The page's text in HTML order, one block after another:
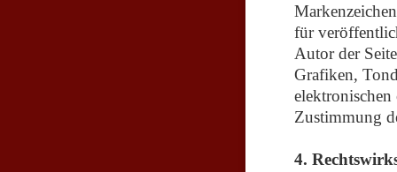
für
Autor der
Grafiken,
Zustimmung
4.